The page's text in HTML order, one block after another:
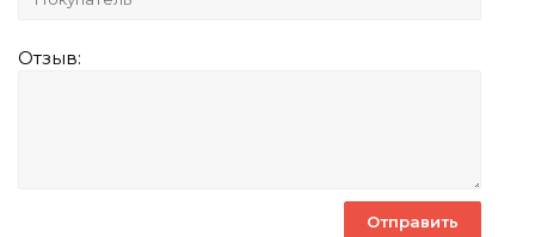
Отзыв: